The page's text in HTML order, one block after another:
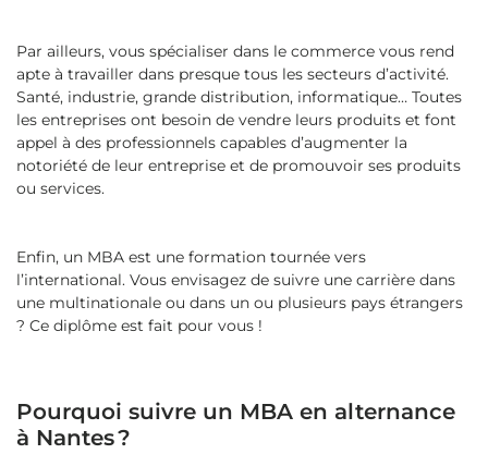
Par ailleurs, vous spécialiser dans le commerce vous rend
apte à travailler dans presque tous les secteurs d’activité.
Santé, industrie, grande distribution, informatique… Toutes
les entreprises ont besoin de vendre leurs produits et font
appel à des professionnels capables d’augmenter la
notoriété de leur entreprise et de promouvoir ses produits
ou services.
Enfin, un MBA est une formation tournée vers
l’international. Vous envisagez de suivre une carrière dans
une multinationale ou dans un ou plusieurs pays étrangers
? Ce diplôme est fait pour vous !
Pourquoi suivre un MBA en alternance
à Nantes ?